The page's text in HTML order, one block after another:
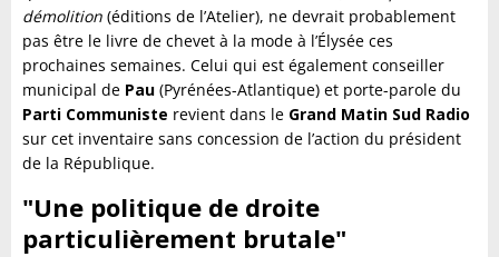
démolition (éditions de l’Atelier), ne devrait probablement
pas être le livre de chevet à la mode à l’Élysée ces
prochaines semaines. Celui qui est également conseiller
municipal de Pau (Pyrénées-Atlantique) et porte-parole du
Parti Communiste revient dans le Grand Matin Sud Radio
sur cet inventaire sans concession de l’action du président
de la République.
"Une politique de droite
particulièrement brutale"